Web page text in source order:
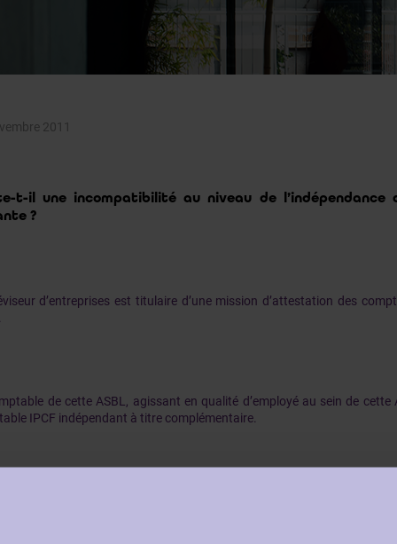
2011
t-il une incompatibilité au niveau de l’indépendance
?
d’entreprises est titulaire d’une mission d’attestation des
de cette ASBL, agissant en qualité d’employé au sein de cette
IPCF indépendant à titre complémentaire.